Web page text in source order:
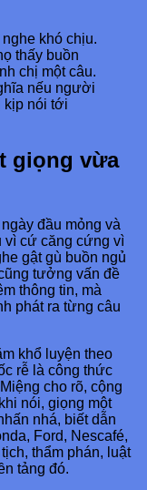
khó chịu.
thấy buồn
chị một câu.
nếu người
kịp nói tới
giọng vừa
đầu mỏng và
vì cứ căng cứng vì
gật gù buồn ngủ
tưởng vấn đề
thông tin, mà
phát ra từng câu
khổ luyện theo
rễ là công thức
cho rõ, cộng
nói, giọng một
nhá, biết dẫn
Ford, Nescafé,
thẩm phán, luật
tảng đó.